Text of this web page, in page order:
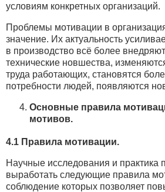
условиям конкретных организаций.
Проблемы мотивации в
значение. Их актуальность
в производство всё более
технические новшества,
труда работающих, становятся
потребности людей, появляются
Основные правила
мотивов.
4.1 Правила мотивации.
Научные исследования и практика
выработать следующие правила
соблюдение которых позволяет